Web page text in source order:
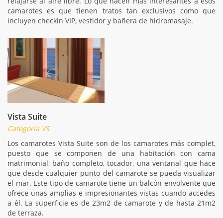
camarotes es que tienen tratos tan exclusivos como que
incluyen checkin VIP, vestidor y bañera de hidromasaje.
Vista Suite
Categoría VS
Los camarotes Vista Suite son de los camarotes más complet,
puesto que se componen de una habitación con cama
matrimonial, baño completo, tocador, una ventanal que hace
que desde cualquier punto del camarote se pueda visualizar
el mar. Este tipo de camarote tiene un balcón envolvente que
ofrece unas amplias e impresionantes vistas cuando accedes
a él. La superficie es de 23m2 de camarote y de hasta 21m2
de terraza.